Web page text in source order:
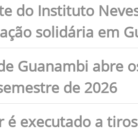
do Instituto
solidária em
Guanambi abre
de 2026
é executado a